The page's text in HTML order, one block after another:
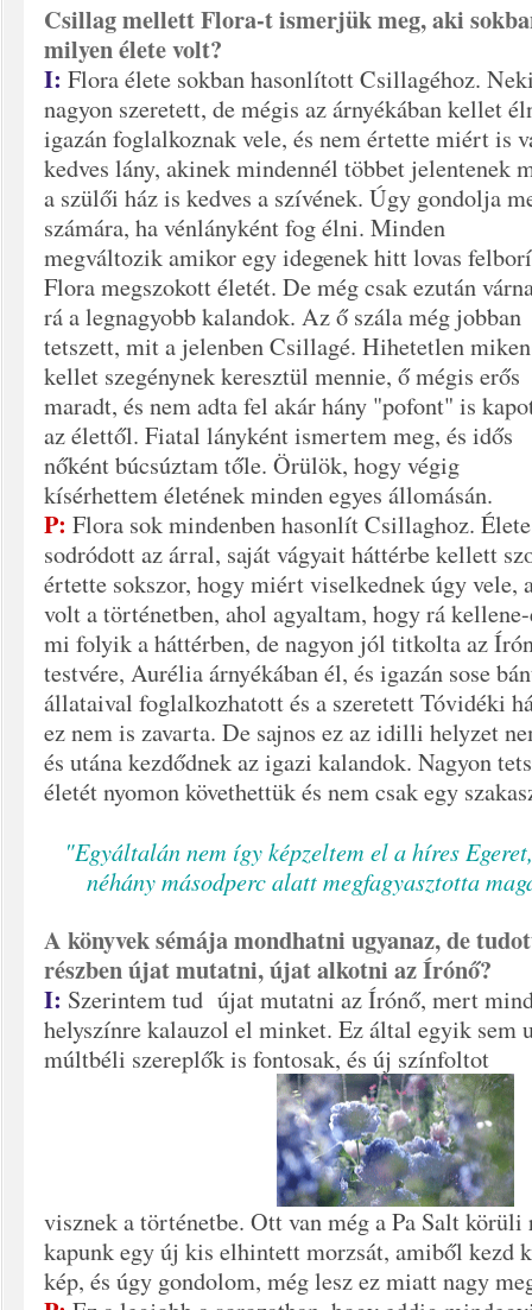
Csillag mellett Flora-t ismerjük meg, aki
milyen élete volt?
I: Flora élete sokban hasonlított Csillagéhoz.
nagyon szeretett, de mégis az árnyékában kellet
igazán foglalkoznak vele, és nem értette miért is
kedves lány, akinek mindennél többet jelentenek
a szülői ház is kedves a szívének. Úgy gondolja
számára, havénlányként fog élni. Minden
megváltozik amikor egy idegenek hitt lovas
Flora megszokott életét. De még csak ezután
rá a legnagyobb kalandok. Az ő szála még jobban
tetszett, mit a jelenben Csillagé. Hihetetlen miken
kellet szegénynek keresztül mennie, ő mégis erős
maradt, és nem adta fel akár hány "pofont" is
az élettől. Fiatal lányként ismertem meg, és idős
nőként búcsúztam tőle. Örülök, hogy végig
kísérhettem életének minden egyes állomásán.
P: Flora sok mindenben hasonlít Csillaghoz.
sodródott az árral, saját vágyait háttérbe kellett
értette sokszor, hogy miért viselkednek úgy vele,
volt a történetben, ahol agyaltam, hogy rá
mi folyik a háttérben, de nagyon jól titkolta az
testvére, Aurélia árnyékában él, és igazán sose
állataival foglalkozhatott és a szeretett Tóvidéki
ez nem is zavarta. De sajnos ez az idilli helyzet
és utána kezdődnek az igazi kalandok. Nagyon
életét nyomon követhettük és nem csak egy
"Egyáltalán nem így képzeltem el a híres
néhány másodperc alatt megfagyasztotta
A könyvek sémája mondhatni ugyanaz, de
részben újat mutatni, újat alkotni az Írónő?
I: Szerintem tud újat mutatni az Írónő, mert
helyszínre kalauzol el minket. Ez által egyik sem
múltbéli szereplők is fontosak, és új színfoltot
visznek a történetbe. Ott van még a Pa Salt
kapunk egy új kis elhintett morzsát, amiből kezd
kép, és úgy gondolom, még lesz ez miatt nagy